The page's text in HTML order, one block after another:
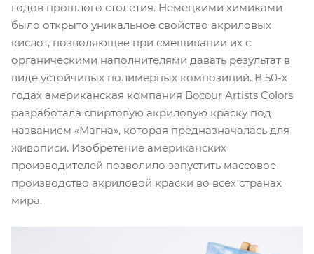
годов прошлого столетия. Немецкими химиками
было открыто уникальное свойство акриловых
кислот, позволяющее при смешивании их с
органическими наполнителями давать результат в
виде устойчивых полимерных композиций. В 50-х
годах американская компания Bocour Artists Colors
разработала спиртовую акриловую краску под
названием «Магна», которая предназначалась для
живописи. Изобретение американских
производителей позволило запустить массовое
производство акриловой краски во всех странах
мира.